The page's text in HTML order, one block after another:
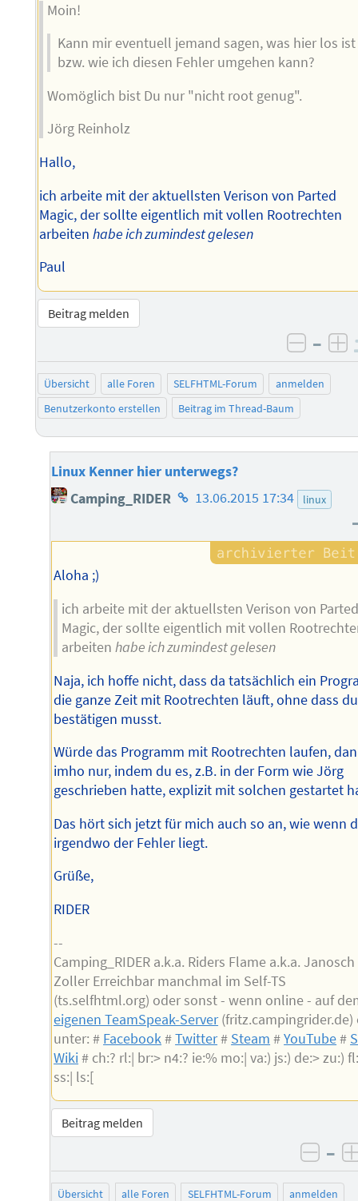
Moin!
Kann mir eventuell jemand sagen, was hier los ist
bzw. wie ich diesen Fehler umgehen kann?
Womöglich bist Du nur "nicht root genug".
Jörg Reinholz
Hallo,
ich arbeite mit der aktuellsten Verison von Parted
Magic, der sollte eigentlich mit vollen Rootrechten
arbeitenhabe ich zumindest gelesen
Paul
Beitrag melden
–
Übersicht alle Foren SELFHTML-Forum
anmelden
Benutzerkonto erstellen
Beitrag im Thread-Baum
Linux Kenner hier unterwegs?
Camping_RIDER Homepage
Autors
13.06.2015 17:34 linux
Aloha ;)
ich arbeite mit der aktuellsten Verison von Parted
Magic, der sollte eigentlich mit vollen
arbeiten habe ich zumindest gelesen
Naja, ich hoffe nicht, dass da tatsächlich ein
die ganze Zeit mit Rootrechten läuft, ohne dass
bestätigen musst.
Würde das Programm mit Rootrechten laufen,
imho nur, indem du es, z.B. in der Form wie Jörg
geschrieben hatte, explizit mit solchen gestartet
Das hört sich jetzt für mich auch so an, wie wenn
irgendwo der Fehler liegt.
Grüße,
RIDER
--
Camping_RIDER a.k.a. Riders Flame a.k.a. Janosch
Zoller Erreichbar manchmal im Self-TS
(ts.selfhtml.org) oder sonst - wenn online - auf
eigenen TeamSpeak-Server(fritz.campingrider.de)
unter: # Facebook#Twitter# Steam #YouTube#
Wiki# ch:? rl:| br:> n4:? ie:% mo:| va:) js:) de:> zu:)
ss:| ls:[
Beitrag melden
–
Übersicht alle Foren SELFHTML-Forum anmelden